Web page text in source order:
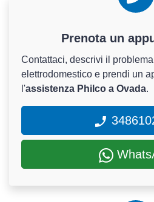
Prenota un
Contattaci, descrivi il
elettrodomestico e prendi un
l'assistenza Philco a Ovada.